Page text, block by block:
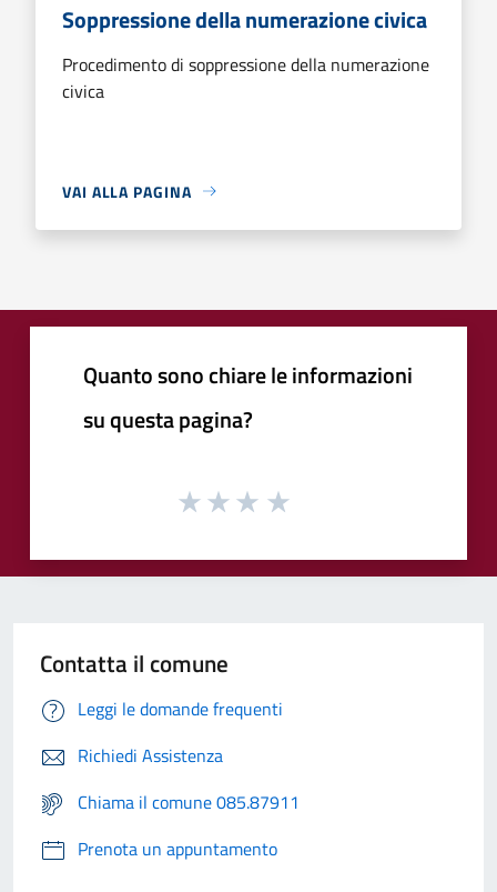
Soppressione della numerazione civica
Procedimento di soppressione della numerazione
civica
VAI ALLA PAGINA
Quanto sono chiare le informazioni
su questa pagina?
Contatta il comune
Leggi le domande frequenti
Richiedi Assistenza
Chiama il comune 085.87911
Prenota un appuntamento